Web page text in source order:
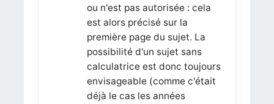
ou n'est pas autorisée : cela
est alors précisé sur la
première page du sujet. La
possibilité d'un sujet sans
calculatrice est donc toujours
envisageable (comme c'était
déjà le cas les années